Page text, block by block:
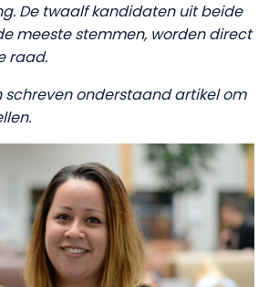
De twaalf kandidaten uit beide
meeste stemmen, worden direct
raad.
schreven onderstaand artikel om